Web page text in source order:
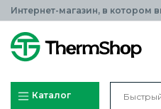
Интернет-магазин, в котором
Каталог